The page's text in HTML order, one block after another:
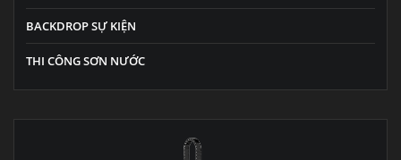
BACKDROP SỰ KIỆN
THI CÔNG SƠN NƯỚC